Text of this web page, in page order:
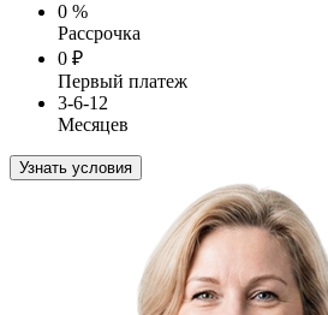
0 %
Рассрочка
0 ₽
Первый платеж
3-6-12
Месяцев
Узнать условия